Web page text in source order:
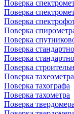
Поверка
Поверка
Поверка
Поверка
Поверка
Поверка
Поверка
Поверка
Поверка тахеометра
Поверка тахографа
Поверка тахометра
Поверка твердомера